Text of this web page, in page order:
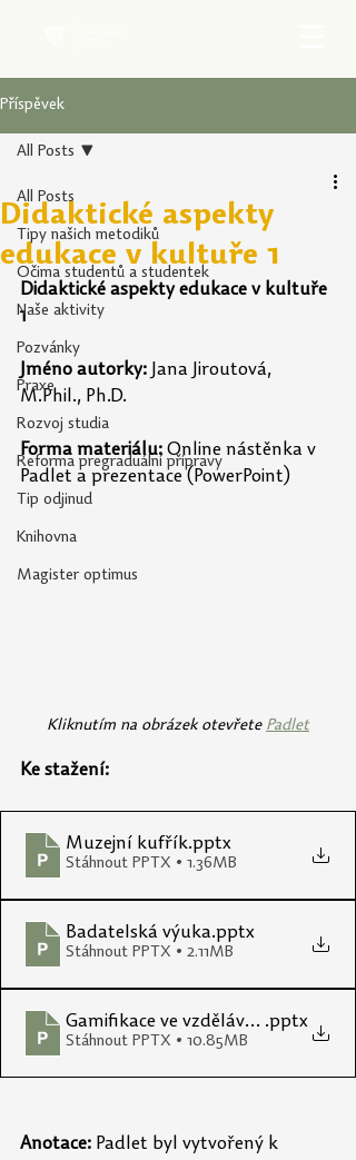
Příspěvek
All Posts
Tipy našich metodiků
Očima studentů a studentek
Naše aktivity
Pozvánky
Praxe
Rozvoj studia
Reforma pregraduální přípravy
Tip odjinud
Knihovna
Magister optimus
All Posts
Didaktické aspekty
edukace v kultuře 1
Didaktické aspekty edukace v kultuře
1
Jméno autorky: Jana Jiroutová,
M.Phil., Ph.D.
Forma materiálu: Online nástěnka v
Padlet a prezentace (PowerPoint)
Kliknutím na obrázek otevřete Padlet
Ke stažení:
Muzejní kufřík.pptx
Stáhnout PPTX • 1.36MB
Badatelská výuka.pptx
Stáhnout PPTX • 2.11MB
Gamifikace ve vzdělávání.pptx
Stáhnout PPTX • 10.85MB
Anotace: Padlet byl vytvořený k